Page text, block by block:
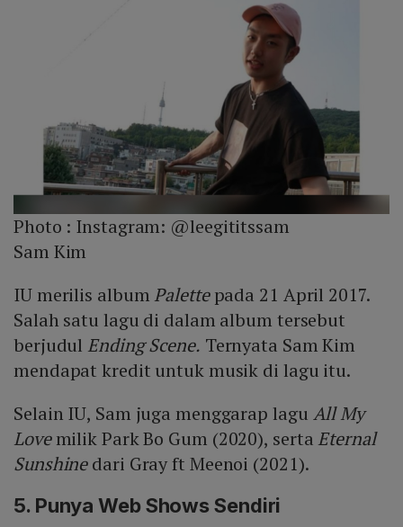
Photo : Instagram: @leegititssam
Sam Kim
IU merilis album Palettepada 21 April 2017.
Salah satu lagu di dalam album tersebut
berjudul Ending Scene. Ternyata Sam Kim
mendapat kredit untuk musik di lagu itu.
Selain IU, Sam juga menggarap lagu All My
Lovemilik Park Bo Gum (2020), serta Eternal
Sunshinedari Gray ft Meenoi (2021).
5. Punya Web Shows Sendiri